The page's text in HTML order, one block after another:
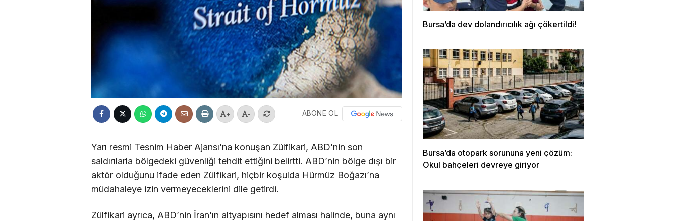
+ - ABONE OL
Yarı resmi Tesnim Haber Ajansı’na konuşan Zülfikari, ABD’nin son
saldırılarla bölgedeki güvenliği tehdit ettiğini belirtti. ABD’nin bölge dışı bir
aktör olduğunu ifade eden Zülfikari, hiçbir koşulda Hürmüz Boğazı’na
müdahaleye izin vermeyeceklerini dile getirdi.
Zülfikari ayrıca, ABD’nin İran’ın altyapısını hedef alması halinde, buna aynı
Bursa’da dev dolandırıcılık ağı çökertildi!
Bursa’da otopark sorununa yeni çözüm:
Okul bahçeleri devreye giriyor